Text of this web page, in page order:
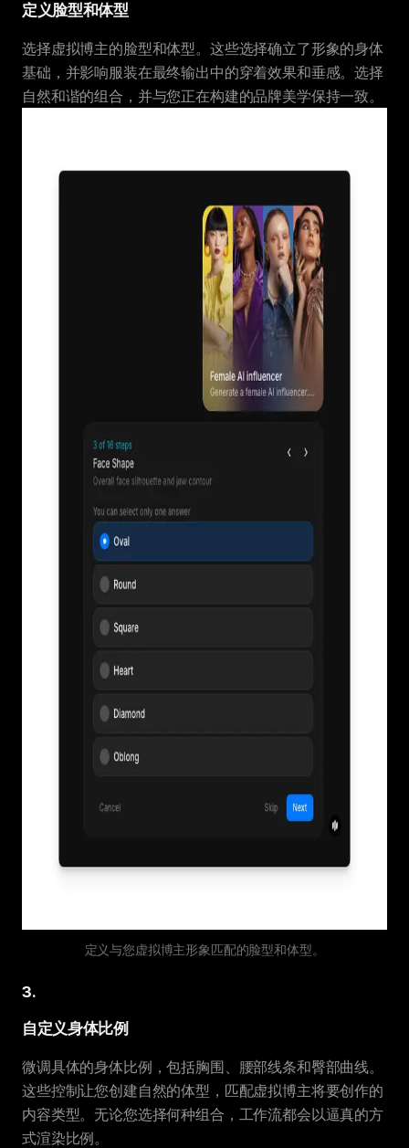
定义脸型和体型
选择虚拟博主的脸型和体型。这些选择确立了形象的身体
基础，并影响服装在最终输出中的穿着效果和垂感。选择
自然和谐的组合，并与您正在构建的品牌美学保持一致。
定义与您虚拟博主形象匹配的脸型和体型。
3.
自定义身体比例
微调具体的身体比例，包括胸围、腰部线条和臀部曲线。
这些控制让您创建自然的体型，匹配虚拟博主将要创作的
内容类型。无论您选择何种组合，工作流都会以逼真的方
式渲染比例。